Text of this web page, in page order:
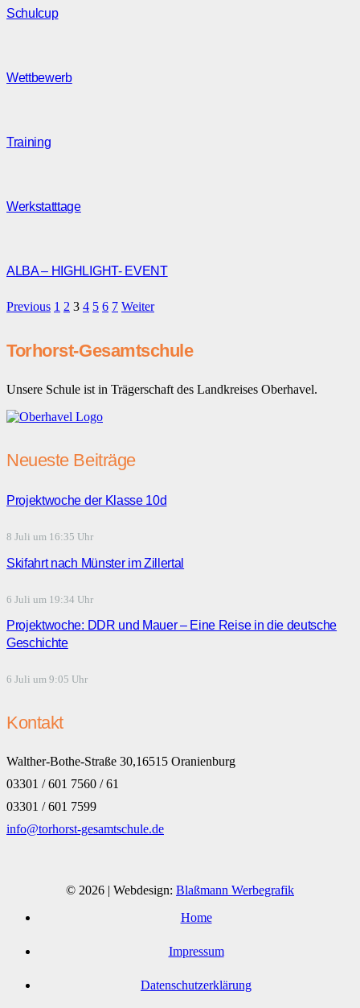
Schulcup
Wettbewerb
Training
Werkstatttage
ALBA – HIGHLIGHT- EVENT
Previous 1 2 3 4 5 6 7 Weiter
Torhorst-Gesamtschule
Unsere Schule ist in Trägerschaft des Landkreises Oberhavel.
Neueste Beiträge
Projektwoche der Klasse 10d
8 Juli um 16:35 Uhr
Skifahrt nach Münster im Zillertal
6 Juli um 19:34 Uhr
Projektwoche: DDR und Mauer – Eine Reise in die deutsche
Geschichte
6 Juli um 9:05 Uhr
Kontakt
Walther-Bothe-Straße 30,16515 Oranienburg
03301 / 601 7560 / 61
03301 / 601 7599
info@torhorst-gesamtschule.de
© 2026 | Webdesign: Blaßmann Werbegrafik
Home
Impressum
Datenschutzerklärung